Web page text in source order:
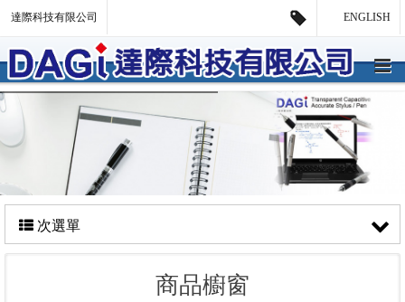
ENGLISH
達際科技有限公司
次選單
商品櫥窗